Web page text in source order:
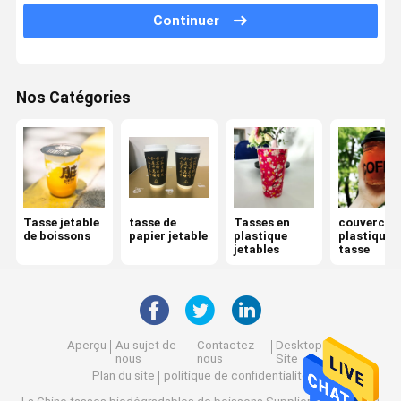
Pailles de plastique et de papier
Boîte à emporter de papier
récipients de nourriture jetables
Sacs d'emballage personnalisé
Couteau de fourchette de cuillère
Tasses scellant la machine
Films de scellage de tasse
Continuer
Nos Catégories
Tasse jetable
de boissons
tasse de
papier jetable
Tasses en
plastique
jetables
couvercle
plastique
tasse
Aperçu
Au sujet de
nous
Contactez-
nous
Desktop
Site
Plan du site
politique de confidentialité